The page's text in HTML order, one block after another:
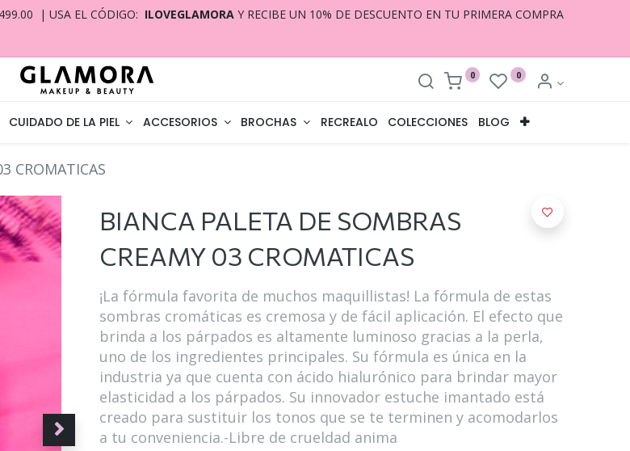
| USA EL CÓDIGO: ILOVEGLAMORA Y RECIBE UN 10% DE DESCUENTO EN TU PRIMERA COMPRA
0 0
CUIDADO DE LA PIEL ACCESORIOS BROCHAS RECREALO COLECCIONES BLOG
CROMATICAS
BIANCA PALETA DE SOMBRAS
CREAMY 03 CROMATICAS
¡La fórmula favorita de muchos maquillistas! La fórmula de estas
sombras cromáticas es cremosa y de fácil aplicación. El efecto que
brinda a los párpados es altamente luminoso gracias a la perla,
uno de los ingredientes principales. Su fórmula es única en la
industria ya que cuenta con ácido hialurónico para brindar mayor
elasticidad a los párpados. Su innovador estuche imantado está
creado para sustituir los tonos que se te terminen y acomodarlos
a tu conveniencia.-Libre de crueldad anima